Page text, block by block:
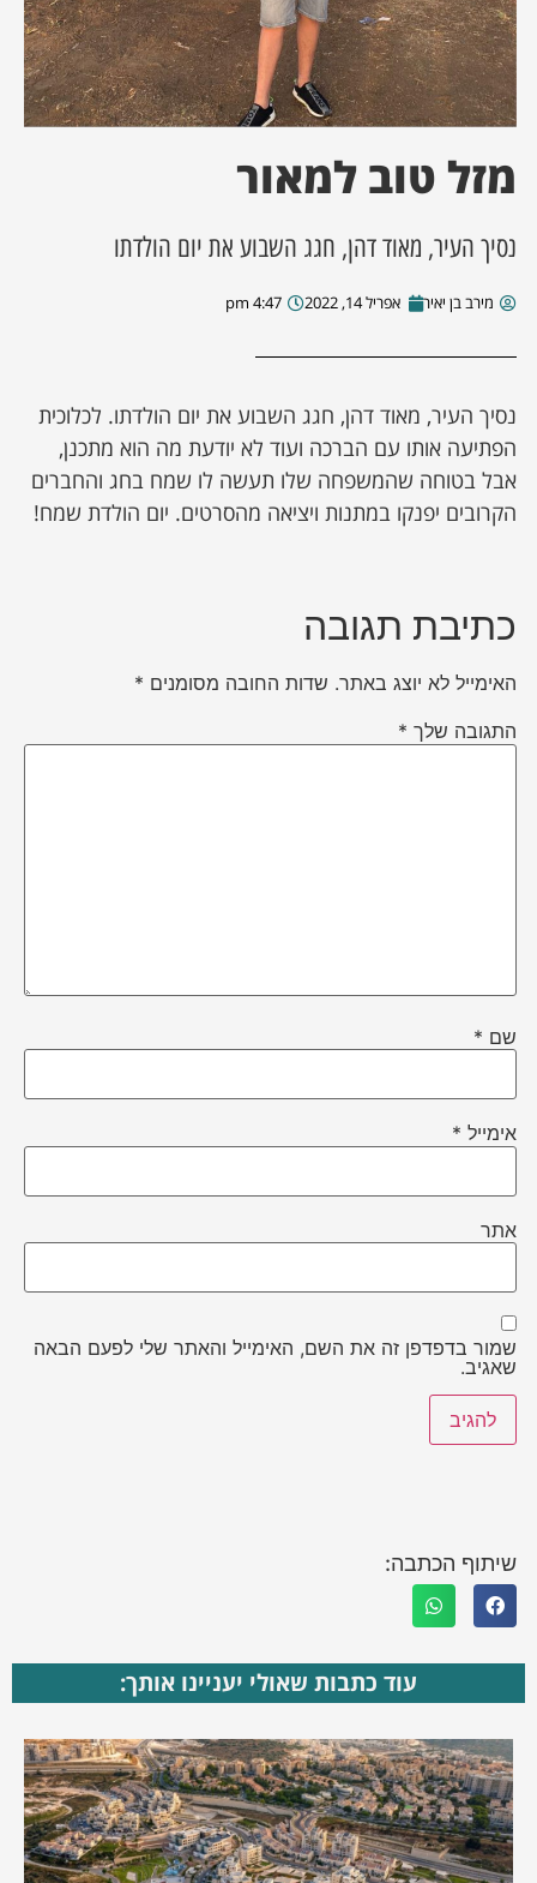
מסע מלחמה
השבוע
מקומית
עסקים
מזל טוב למאור
נסיך העיר, מאוד דהן, חגג השבוע את יום הולדתו
מירב בן יאיר אפריל 14, 2022 4:47 pm
נסיך העיר, מאוד דהן, חגג השבוע את יום הולדתו. לכלוכית
הפתיעה אותו עם הברכה ועוד לא יודעת מה הוא מתכנן,
אבל בטוחה שהמשפחה שלו תעשה לו שמח בחג והחברים
הקרובים יפנקו במתנות ויציאה מהסרטים. יום הולדת שמח!
כתיבת תגובה
האימייל לא יוצג באתר. שדות החובה מסומנים *
התגובה שלך *
שם *
אימייל *
אתר
שמור בדפדפן זה את השם, האימייל והאתר שלי לפעם הבאה
שאגיב.
שיתוף הכתבה:
עוד כתבות שאולי יעניינו אותך: